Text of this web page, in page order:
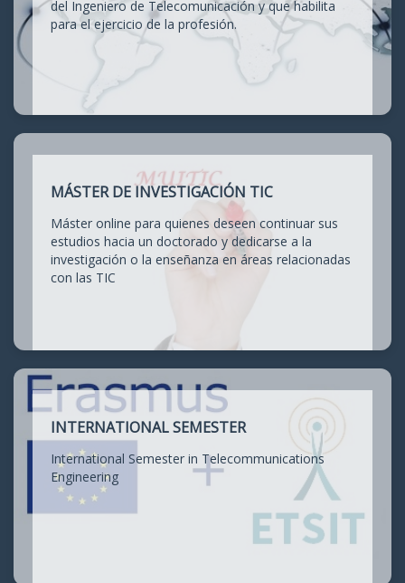
del Ingeniero de Telecomunicación y que habilita
para el ejercicio de la profesión.
MÁSTER DE INVESTIGACIÓN TIC
Máster online para quienes deseen continuar sus
estudios hacia un doctorado y dedicarse a la
investigación o la enseñanza en áreas relacionadas
con las TIC
INTERNATIONAL SEMESTER
International Semester in Telecommunications
Engineering